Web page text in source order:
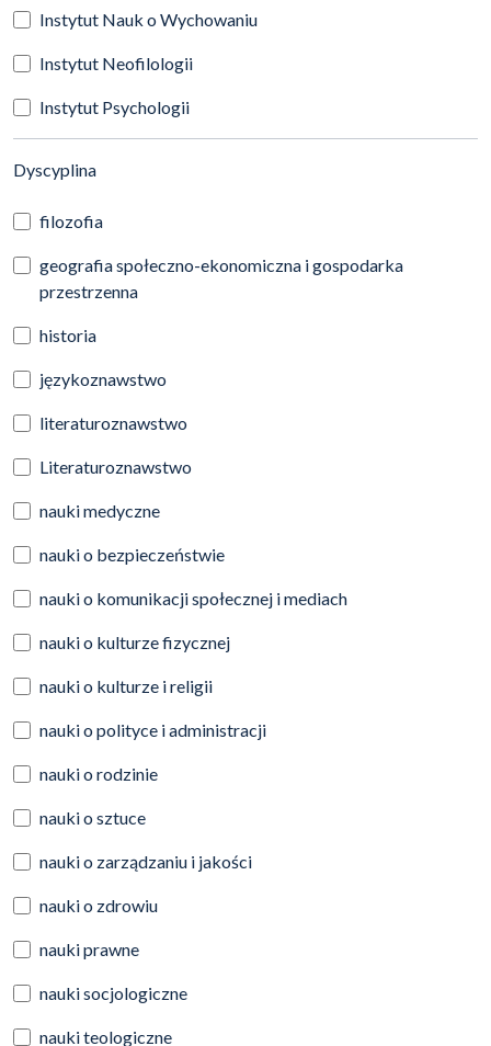
Instytut Nauk o Wychowaniu
Instytut Neofilologii
Instytut Psychologii
Dyscyplina(automatyczne przeładowanie treści)
filozofia
geografia społeczno-ekonomiczna i gospodarka
przestrzenna
historia
językoznawstwo
literaturoznawstwo
Literaturoznawstwo
nauki medyczne
nauki o bezpieczeństwie
nauki o komunikacji społecznej i mediach
nauki o kulturze fizycznej
nauki o kulturze i religii
nauki o polityce i administracji
nauki o rodzinie
nauki o sztuce
nauki o zarządzaniu i jakości
nauki o zdrowiu
nauki prawne
nauki socjologiczne
nauki teologiczne